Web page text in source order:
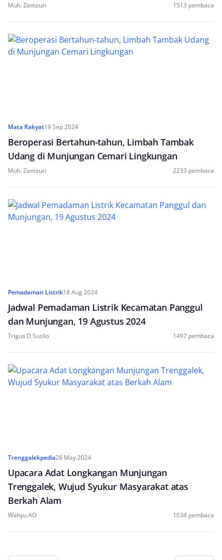
Muh. Zamzuri 1513 pembaca
Mata Rakyat19 Sep 2024
Beroperasi Bertahun-tahun, Limbah Tambak
Udang di Munjungan Cemari Lingkungan
Muh. Zamzuri 2233 pembaca
Pemadaman Listrik18 Aug 2024
Jadwal Pemadaman Listrik Kecamatan Panggul
dan Munjungan, 19 Agustus 2024
Trigus D Susilo 1497 pembaca
Trenggalekpedia28 May 2024
Upacara Adat Longkangan Munjungan
Trenggalek, Wujud Syukur Masyarakat atas
Berkah Alam
Wahyu AO 1034 pembaca